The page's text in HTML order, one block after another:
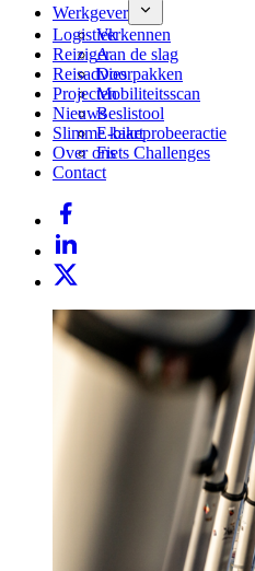
Werkgever
Verkennen
Aan de slag
Doorpakken
Mobiliteitsscan
Beslistool
E-bikeprobeeractie
Fiets Challenges
Logistiek
Reiziger
Reisadvies
Projecten
Nieuws
Slimme kaart
Over ons
Contact